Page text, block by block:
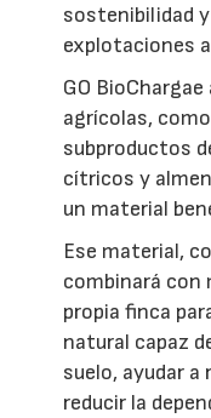
sostenibilidad
explotaciones
GO
agrícolas,
subproductos
cítricos y
un material
Ese material,
combinará con
propia finca
natural capaz
suelo, ayudar a
reducir la